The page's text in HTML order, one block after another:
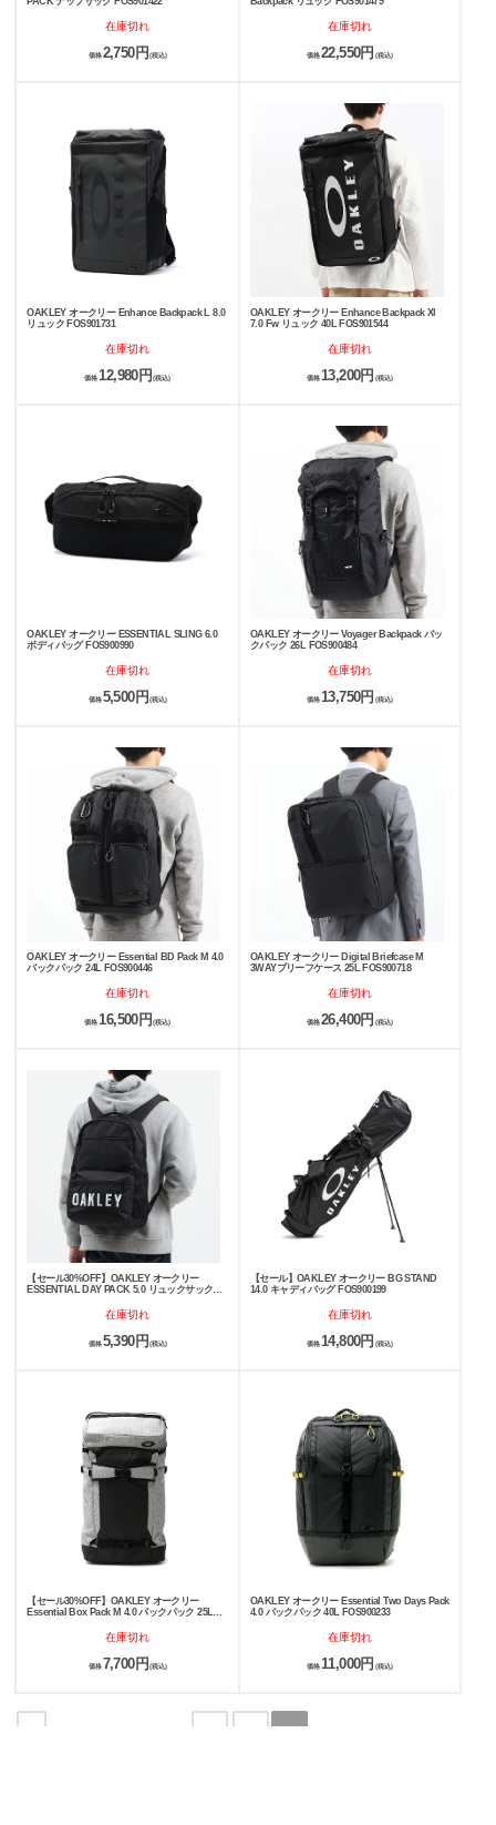
在庫切れ
価格 2,750円 (税込)
在庫切れ
価格22,550円 (税込)
OAKLEY オークリー Enhance Backpack L 8.0
リュック FOS901731
在庫切れ
価格 12,980円 (税込)
OAKLEY オークリー Enhance Backpack Xl
7.0 Fw リュック 40L FOS901544
在庫切れ
価格 13,200円 (税込)
OAKLEY オークリー ESSENTIAL SLING 6.0
ボディバッグ FOS900990
在庫切れ
価格 5,500円 (税込)
OAKLEY オークリー Voyager Backpack バッ
クパック 26L FOS900484
在庫切れ
価格13,750円 (税込)
OAKLEY オークリー Essential BD Pack M 4.0
バックパック 24L FOS900446
在庫切れ
価格 16,500円 (税込)
OAKLEY オークリー Digital Briefcase M
3WAYブリーフケース 25L FOS900718
在庫切れ
価格26,400円 (税込)
【セール30%OFF】OAKLEY オークリー
ESSENTIAL DAY PACK 5.0 リュックサック
在庫切れ
価格 5,390円 (税込)
【セール】OAKLEY オークリー BG STAND
14.0 キャディバッグ FOS900199
在庫切れ
価格14,800円 (税込)
【セール30%OFF】OAKLEY オークリー
Essential Box Pack M 4.0 バックパック 25L
在庫切れ
価格 7,700円 (税込)
OAKLEY オークリー Essential Two Days Pack
4.0 バックパック 40L FOS900233
在庫切れ
価格 11,000円 (税込)